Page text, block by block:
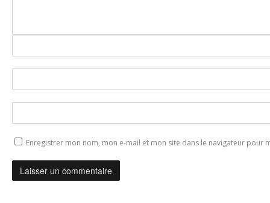
Enregistrer mon nom, mon e-mail et mon site dans le navigateur pour